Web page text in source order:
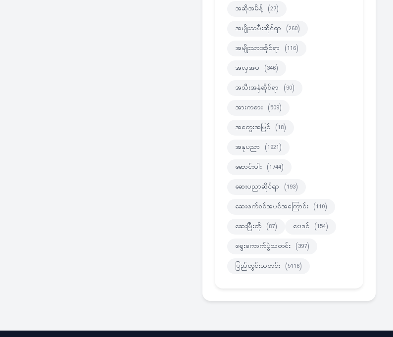
အဆိုအမိန့် (27)
အမျိုးသမီးဆိုင်ရာ (260)
အမျိုးသားဆိုင်ရာ (116)
အလှအပ (346)
အသီးအနှံဆိုင်ရာ (90)
အားကစား (509)
အတွေးအမြင် (18)
အနုပညာ (1921)
ဆောင်းပါး (1744)
ဆေးပညာဆိုင်ရာ (193)
ဆေးဖက်ဝင်အပင်အကြောင်း (110)
ဆေးမြီးတို (87) ဗေဒင် (154)
ရွေးကောက်ပွဲသတင်း (397)
ပြည်တွင်းသတင်း (5116)